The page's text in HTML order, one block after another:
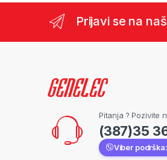
Prijavi se na
Pitanja ? Pozivite
(387)35
Viber podrška: